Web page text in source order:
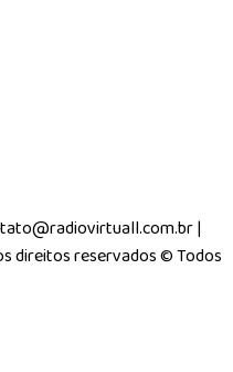
|
direitos reservados© Todos